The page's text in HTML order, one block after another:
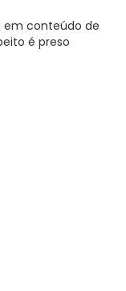
em conteúdo de
é preso